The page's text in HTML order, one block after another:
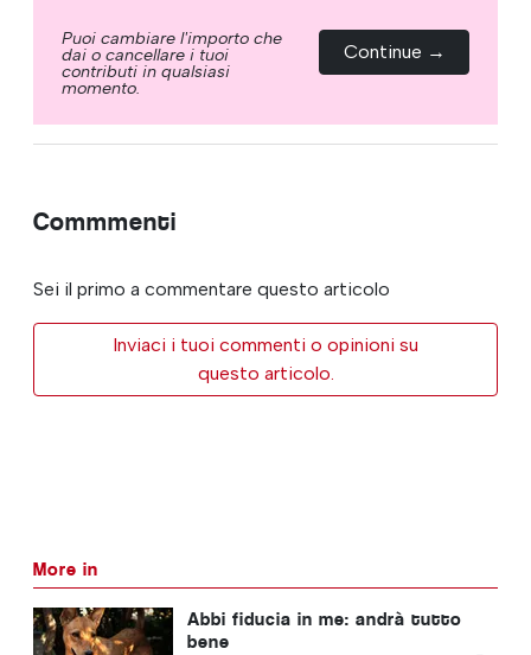
Puoi cambiare l'importo che
dai o cancellare i tuoi
contributi in qualsiasi
momento.
Continue →
Commmenti
Sei il primo a commentare questo articolo
Inviaci i tuoi commenti o opinioni su
questo articolo.
More in
Abbi fiducia in me: andrà tutto
bene